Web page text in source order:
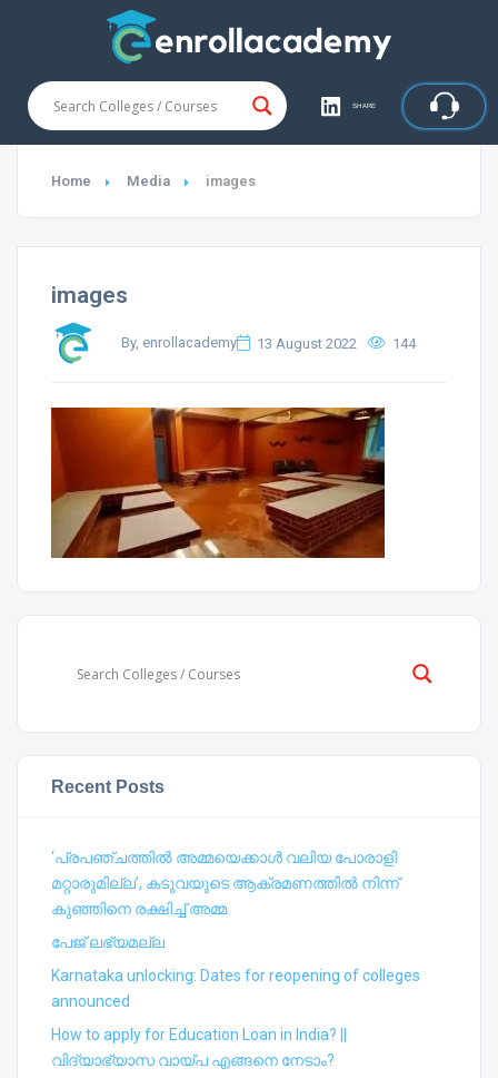
SHARE
Home Media images
images
By, enrollacademy 13 August 2022 144
Recent Posts
‘പ്രപഞ്ചത്തില്‍ അമ്മയെക്കാള്‍ വലിയ പോരാളി
മറ്റാരുമില്ല’, കടുവയുടെ ആക്രമണത്തില്‍ നിന്ന്
കുഞ്ഞിനെ രക്ഷിച്ച് അമ്മ
പേജ് ലഭ്യമല്ല
Karnataka unlocking: Dates for reopening of colleges
announced
How to apply for Education Loan in India? ||
വിദ്യാഭ്യാസ വായ്പ എങ്ങനെ നേടാം?